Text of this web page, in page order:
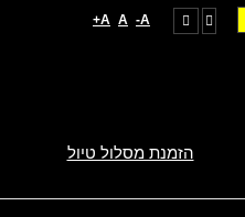
A-
A
A+
הזמנת מסלול טיול